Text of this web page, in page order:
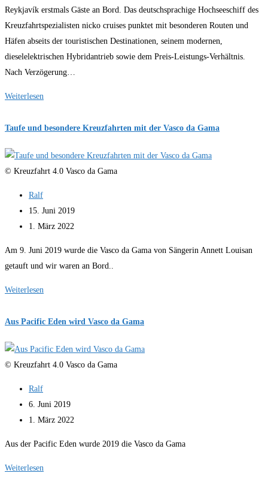
Reykjavík erstmals Gäste an Bord. Das deutschsprachige Hochseeschiff des
Kreuzfahrtspezialisten nicko cruises punktet mit besonderen Routen und
Häfen abseits der touristischen Destinationen, seinem modernen,
dieselelektrischen Hybridantrieb sowie dem Preis-Leistungs-Verhältnis.
Nach Verzögerung…
Weiterlesen
startet
Taufe und besondere Kreuzfahrten mit der Vasco da Gama
© Kreuzfahrt 4.0 Vasco da Gama
Beitrags-
Autor:
Ralf
Beitrag
veröffentlicht:
15. Juni 2019
Beitrag
1. März 2022
Am 9. Juni 2019 wurde die Vasco da Gama von Sängerin Annett Louisan
getauft und wir waren an Bord..
Weiterlesen
besondere
mit
der
Aus Pacific Eden wird Vasco da Gama
© Kreuzfahrt 4.0 Vasco da Gama
Beitrags-
Autor:
Ralf
Beitrag
veröffentlicht:
6. Juni 2019
Beitrag
am:
1. März 2022
Aus der Pacific Eden wurde 2019 die Vasco da Gama
Weiterlesen